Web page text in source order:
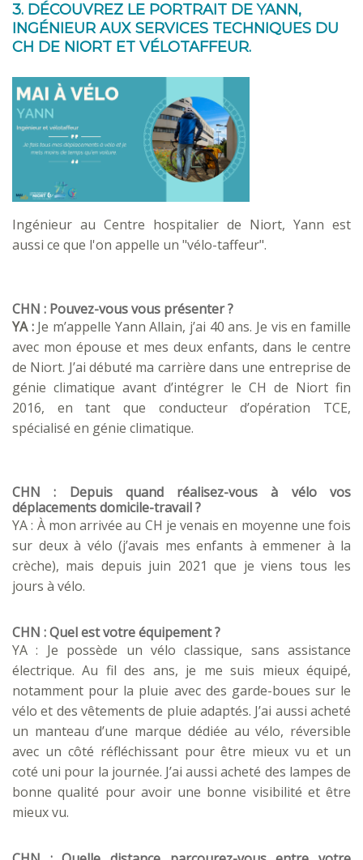
3. DÉCOUVREZ LE PORTRAIT DE YANN,
INGÉNIEUR AUX SERVICES TECHNIQUES DU
CH DE NIORT ET VÉLOTAFFEUR.
Ingénieur au Centre hospitalier de Niort, Yann est
aussi ce que l'on appelle un "vélo-taffeur".
CHN : Pouvez-vous vous présenter ?
YA : Je m’appelle Yann Allain, j’ai 40 ans. Je vis en famille
avec mon épouse et mes deux enfants, dans le centre
de Niort. J’ai débuté ma carrière dans une entreprise de
génie climatique avant d’intégrer le CH de Niort fin
2016, en tant que conducteur d’opération TCE,
spécialisé en génie climatique.
CHN : Depuis quand réalisez-vous à vélo vos
déplacements domicile-travail ?
YA : À mon arrivée au CH je venais en moyenne une fois
sur deux à vélo (j’avais mes enfants à emmener à la
crèche), mais depuis juin 2021 que je viens tous les
jours à vélo.
CHN : Quel est votre équipement ?
YA : Je possède un vélo classique, sans assistance
électrique. Au fil des ans, je me suis mieux équipé,
notamment pour la pluie avec des garde-boues sur le
vélo et des vêtements de pluie adaptés. J’ai aussi acheté
un manteau d’une marque dédiée au vélo, réversible
avec un côté réfléchissant pour être mieux vu et un
coté uni pour la journée. J’ai aussi acheté des lampes de
bonne qualité pour avoir une bonne visibilité et être
mieux vu.